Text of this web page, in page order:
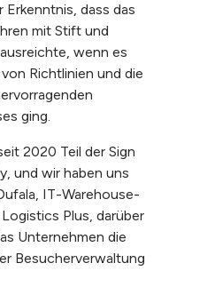
Erkenntnis, dass das
mit Stift und
wenn es
Richtlinien und die
ging.
2020 Teil der Sign
und wir haben uns
IT-Warehouse-
Plus, darüber
Unternehmen die
Besucherverwaltung